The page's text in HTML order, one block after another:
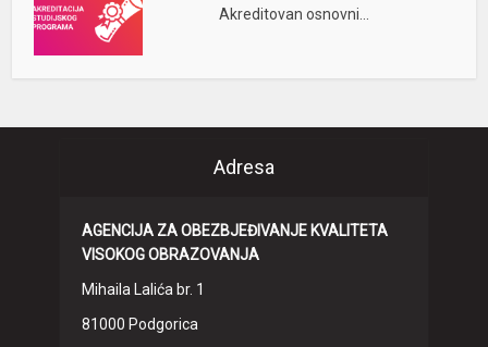
Akreditovan osnovni...
Adresa
AGENCIJA ZA OBEZBJEĐIVANJE KVALITETA
VISOKOG OBRAZOVANJA
Mihaila Lalića br. 1
81000 Podgorica